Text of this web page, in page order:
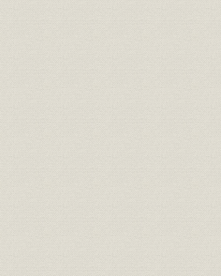
財務・業績
各期貸借対照表、損益計算書お
よび利益金分配計算書 《資産》
20)
財務・業績
各期貸借対照表、損益計算書お
よび利益金分配計算書 《負債》
20)
財務・業績
各期貸借対照表、損益計算書お
よび利益金分配計算書 《利益》
20)